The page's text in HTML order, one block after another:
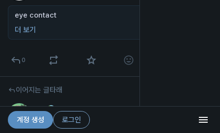
eye contact
더 보기
0
이어지는 글타래
한국어
Yuri
@Yuri_WADON@ecoevo.social
계정 생성 로그인